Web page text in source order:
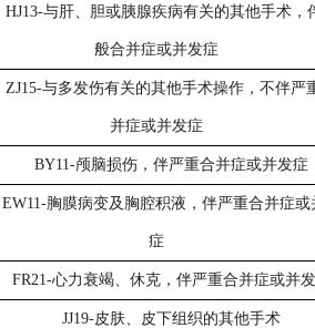
HJ13-与肝、胆或胰腺疾病有关的其他手术，
般合并症或并发症
ZJ15-与多发伤有关的其他手术操作，不伴严
并症或并发症
BY11-颅脑损伤，伴严重合并症或并发症
EW11-胸膜病变及胸腔积液，伴严重合并症或
症
FR21-心力衰竭、休克，伴严重合并症或并
JJ19-皮肤、皮下组织的其他手术